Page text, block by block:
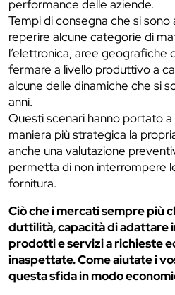
performance delle aziende.
Tempi di consegna che si
reperire alcune categorie di
l’elettronica, aree geografiche
fermare a livello produttivo a
alcune delle dinamiche che si
anni.
Questi scenari hanno portato
maniera più strategica la
anche una valutazione
permetta di non interrompere
fornitura.
Ciò che i mercati sempre più
duttilità, capacità di adattare
prodotti e servizi a richieste
inaspettate. Come aiutate i
questa sfida in modo